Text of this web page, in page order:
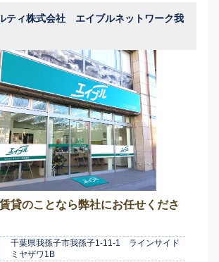
ティ株式会社 エイブルネットワーク我
貸のことなら弊社にお任せくださ
千葉県我孫子市我孫子1-11-1 ラインサイド
ミヤザワ1B